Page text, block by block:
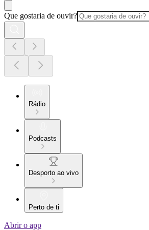
Que gostaria de ouvir?
Rádio
Podcasts
Desporto ao vivo
Perto de ti
Abrir o app